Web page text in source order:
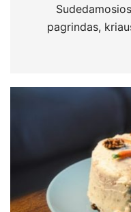
pagrindas,